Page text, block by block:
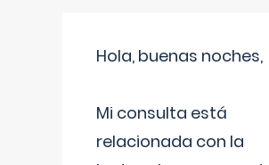
Hola, buenas noches,
Mi consulta está
relacionada con la